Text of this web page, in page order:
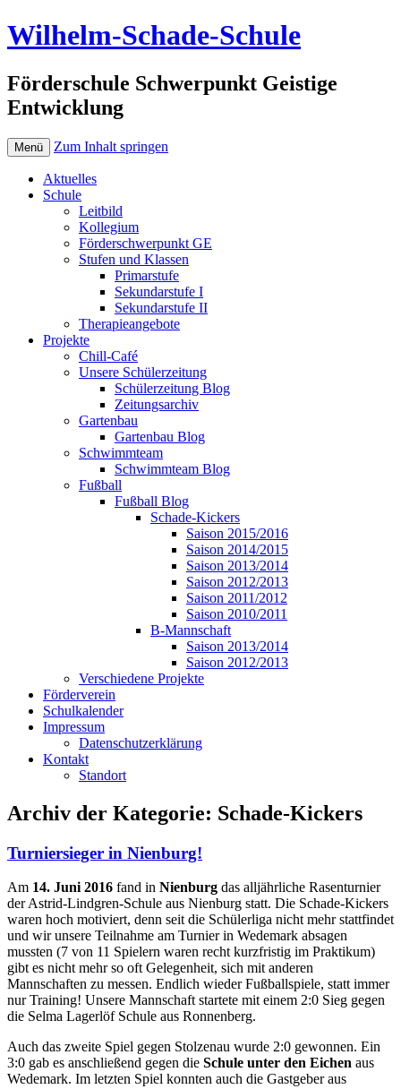
Wilhelm-Schade-Schule
Förderschule Schwerpunkt Geistige
Entwicklung
Menü Zum Inhalt springen
Aktuelles
Schule
Leitbild
Kollegium
Förderschwerpunkt GE
Stufen und Klassen
Primarstufe
Sekundarstufe I
Sekundarstufe II
Therapieangebote
Projekte
Chill-Café
Unsere Schülerzeitung
Schülerzeitung Blog
Zeitungsarchiv
Gartenbau
Gartenbau Blog
Schwimmteam
Schwimmteam Blog
Fußball
Fußball Blog
Schade-Kickers
Saison 2015/2016
Saison 2014/2015
Saison 2013/2014
Saison 2012/2013
Saison 2011/2012
Saison 2010/2011
B-Mannschaft
Saison 2013/2014
Saison 2012/2013
Verschiedene Projekte
Förderverein
Schulkalender
Impressum
Datenschutzerklärung
Kontakt
Standort
Archiv der Kategorie: Schade-Kickers
Turniersieger in Nienburg!
Am 14. Juni 2016 fand in Nienburg das alljährliche Rasenturnier
der Astrid-Lindgren-Schule aus Nienburg statt. Die Schade-Kickers
waren hoch motiviert, denn seit die Schülerliga nicht mehr stattfindet
und wir unsere Teilnahme am Turnier in Wedemark absagen
mussten (7 von 11 Spielern waren recht kurzfristig im Praktikum)
gibt es nicht mehr so oft Gelegenheit, sich mit anderen
Mannschaften zu messen. Endlich wieder Fußballspiele, statt immer
nur Training! Unsere Mannschaft startete mit einem 2:0 Sieg gegen
die Selma Lagerlöf Schule aus Ronnenberg.
Auch das zweite Spiel gegen Stolzenau wurde 2:0 gewonnen. Ein
3:0 gab es anschließend gegen die Schule unter den Eichen aus
Wedemark. Im letzten Spiel konnten auch die Gastgeber aus